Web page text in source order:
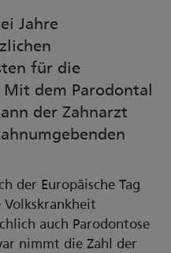
Jahre
für die
dem Parodontal
der Zahnarzt
der Europäische Tag
auch Parodontose
nimmt die Zahl der